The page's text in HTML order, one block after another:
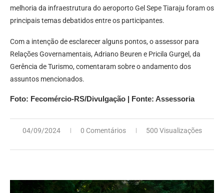
melhoria da infraestrutura do aeroporto Gel Sepe Tiaraju foram os
principais temas debatidos entre os participantes.
Com a intenção de esclarecer alguns pontos, o assessor para
Relações Governamentais, Adriano Beuren e Pricila Gurgel, da
Gerência de Turismo, comentaram sobre o andamento dos
assuntos mencionados.
Foto: Fecomércio-RS/Divulgação | Fonte: Assessoria
04/09/2024 0 Comentários 500 Visualizações